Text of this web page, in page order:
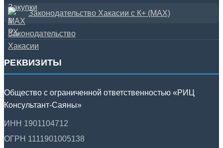
Законодательство Хакасии с К+ (MAX)
РЕКВИЗИТЫ
Общество с ограниченной ответственностью «РИЦ
Консультант-Саяны»
ИНН 1901104712
ОГРН 1111901005138